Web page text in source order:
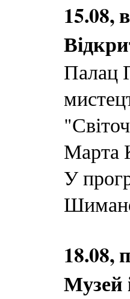
15.08,
Палац
Марта
У
18.08,
Музей